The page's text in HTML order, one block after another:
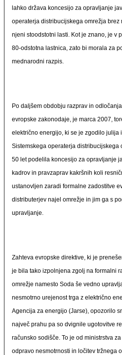
lahko država koncesijo za opravljanje
operaterja distribucijskega omrežja
njeni stoodstotni lasti. Kot je znano, je v
80-odstotna lastnica, zato bi morala za
mednarodni razpis.
Po daljšem obdobju razprav in
evropske zakonodaje, je marca 2007,
električno energijo, ki se je zgodilo julija
Sistemskega operaterja distribucijskega
50 let podelila koncesijo za opravljanje
kadrov in pravzaprav kakršnih koli
ustanovljen zaradi formalne zadostitve
distributerjev najel omrežje in jim ga s
upravljanje.
Zahteva evropske direktive, ki je
je bila tako izpolnjena zgolj na formalni
omrežje namesto Soda še vedno
nesmotrno urejenost trga z električno
Agencija za energijo (Jarse), opozorilo
največ prahu pa so dvignile ugotovitve
računsko sodišče. To je od ministrstva
odpravo nesmotrnosti in ločitev tržnega